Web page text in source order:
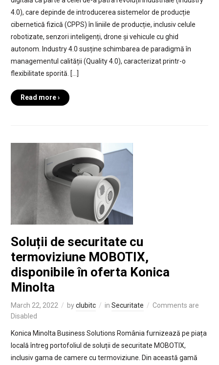
4.0), care depinde de introducerea sistemelor de producție
cibernetică fizică (CPPS) în liniile de producție, inclusiv celule
robotizate, senzori inteligenți, drone și vehicule cu ghid
autonom. Industry 4.0 susține schimbarea de paradigmă în
managementul calității (Quality 4.0), caracterizat printr-o
flexibilitate sporită. […]
Read more ›
Soluții de securitate cu
termoviziune MOBOTIX,
disponibile în oferta Konica
Minolta
March 22, 2022 byclubitc in Securitate
Comments are
Disabled
Konica Minolta Business Solutions România furnizează pe piața
locală întreg portofoliul de soluții de securitate MOBOTIX,
inclusiv gama de camere cu termoviziune. Din această gamă